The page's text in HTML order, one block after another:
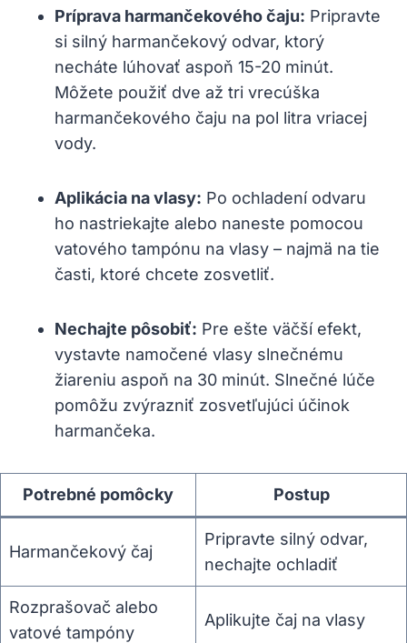
Príprava harmančekového čaju: Pripravte
si silný harmančekový odvar, ktorý
necháte lúhovať aspoň 15-20 minút.
Môžete použiť dve až tri vrecúška
harmančekového čaju na pol litra vriacej
vody.
Aplikácia na vlasy: Po ochladení odvaru
ho nastriekajte alebo naneste pomocou
vatového tampónu na vlasy – najmä na tie
časti, ktoré chcete zosvetliť.
Nechajte pôsobiť: Pre ešte väčší efekt,
vystavte namočené vlasy slnečnému
žiareniu aspoň na 30 minút. Slnečné lúče
pomôžu zvýrazniť zosvetľujúci účinok
harmančeka.
Potrebné pomôcky Postup
Harmančekový čaj
Pripravte silný odvar,
nechajte ochladiť
Rozprašovač alebo
vatové tampóny
Aplikujte čaj na vlasy